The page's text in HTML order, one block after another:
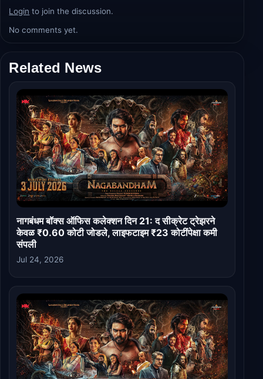
Login to join the discussion.
No comments yet.
Related News
नागबंधम बॉक्स ऑफिस कलेक्शन दिन 21: द सीक्रेट ट्रेझरने
केवळ ₹0.60 कोटी जोडले, लाइफटाइम ₹23 कोटींपेक्षा कमी
संपली
Jul 24, 2026